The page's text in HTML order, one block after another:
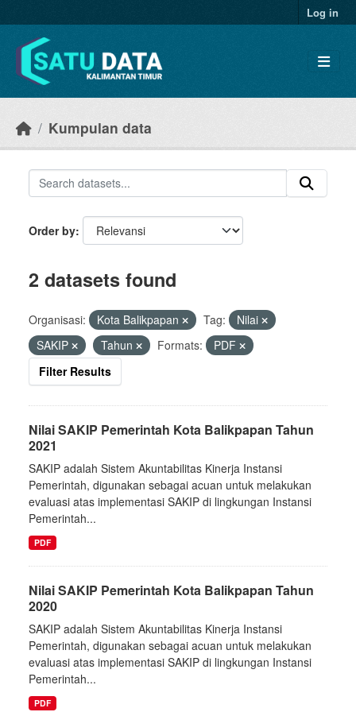
Log in
Kumpulan data
Order by
2 datasets found
Organisasi: Kota Balikpapan Tag:
Nilai
SAKIP
Tahun Formats:
PDF
Filter Results
Nilai SAKIP Pemerintah Kota Balikpapan Tahun
2021
SAKIP adalah Sistem Akuntabilitas Kinerja Instansi
Pemerintah, digunakan sebagai acuan untuk melakukan
evaluasi atas implementasi SAKIP di lingkungan Instansi
Pemerintah...
PDF
Nilai SAKIP Pemerintah Kota Balikpapan Tahun
2020
SAKIP adalah Sistem Akuntabilitas Kinerja Instansi
Pemerintah, digunakan sebagai acuan untuk melakukan
evaluasi atas implementasi SAKIP di lingkungan Instansi
Pemerintah...
PDF